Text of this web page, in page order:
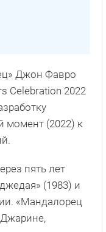
Джон Фавро
Celebration 2022
момент (2022) к
пять лет
(1983) и
«Мандалорец